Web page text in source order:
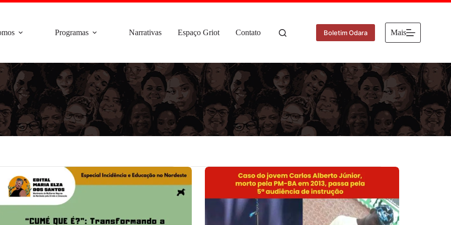
Programas Narrativas Espaço Griot Contato Boletim Odara Mais